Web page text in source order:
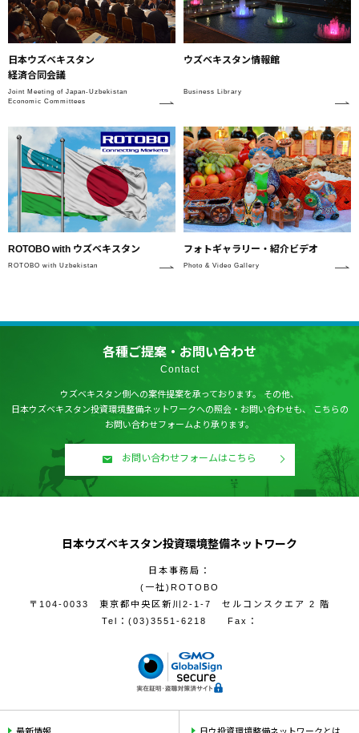
日本ウズベキスタン
経済合同会議
Joint Meeting of Japan-Uzbekistan
Economic Committees
ウズベキスタン情報館
Business Library
ROTOBO with ウズベキスタン
ROTOBO with Uzbekistan
フォトギャラリー・紹介ビデオ
Photo & Video Gallery
各種ご提案・お問い合わせ
Contact
ウズベキスタン側への案件提案を承っております。
その他、
日本ウズベキスタン投資環境整備ネットワークへの照会・お問い合わせも、
こちらの
お問い合わせフォームより承ります。
お問い合わせフォームはこちら
日本ウズベキスタン投資環境整備ネットワーク
日本事務局：
(一社)ROTOBO
〒104-0033 東京都中央区新川2-1-7 セルコンスクエア 2 階
Tel： (03)3551-6218 Fax：